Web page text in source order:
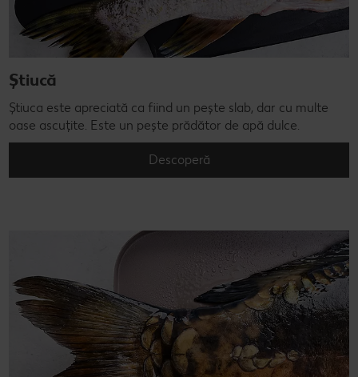
Știucă
Știuca este apreciată ca fiind un pește slab, dar cu multe
oase ascuțite. Este un pește prădător de apă dulce.
Descoperă